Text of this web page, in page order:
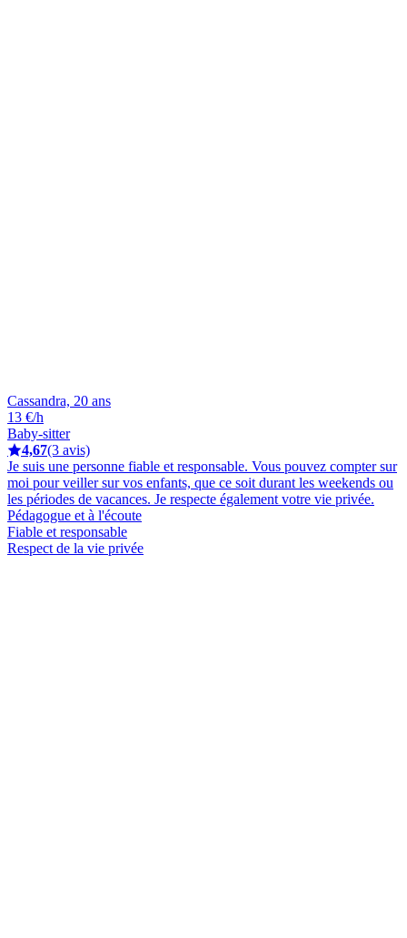
Cassandra, 20 ans
13 €/h
Baby-sitter
4,67(3 avis)
Je suis une personne fiable et responsable. Vous pouvez compter sur
moi pour veiller sur vos enfants, que ce soit durant les weekends ou
les périodes de vacances. Je respecte également votre vie privée.
Pédagogue et à l'écoute
Fiable et responsable
Respect de la vie privée